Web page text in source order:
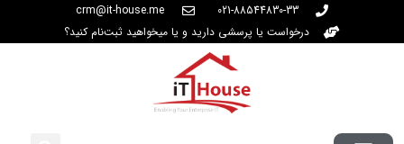
021-88544830-33
crm@it-house.me
درخواست یا پرسشی دارید و یا میخواهید ثبت‌نام کنید؟